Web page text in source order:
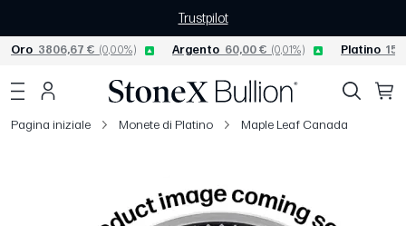
Trustpilot
Oro 3806,67 € (0,00%) Argento 60,00 € (0,01%) Platino
Pagina iniziale Monete di Platino Maple Leaf Canada